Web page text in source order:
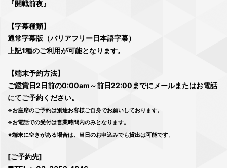
『開戦前夜』
【字幕種類】
通常字幕版（バリアフリー日本語字幕）
上記1種のご利用が可能となります。
【端末予約方法】
ご鑑賞日2日前の0:00am～前日22:00までにメールまたはお電話
にてご予約ください。
※お座席のご予約は別途お客様ご自身でお願いしております。
※お電話での受付は営業時間内のみとなります。
※端末に空きがある場合は、当日のお申込みでも貸出は可能です。
[ご予約先]